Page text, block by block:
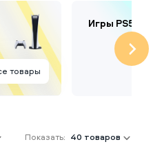
товары
Игры PS5
Показать: 40 товаров